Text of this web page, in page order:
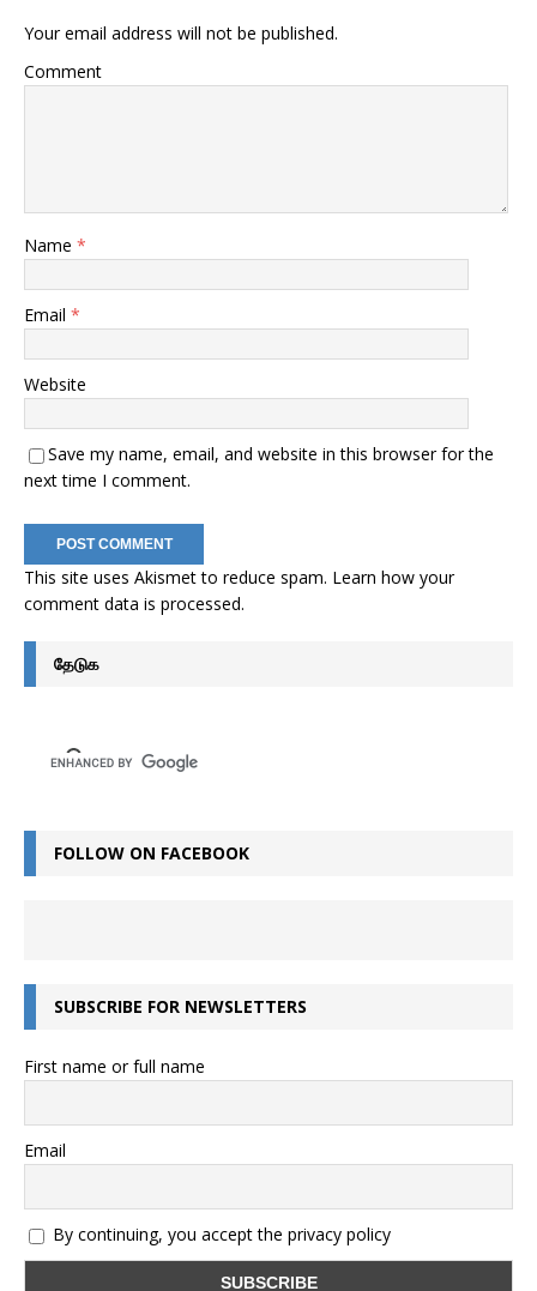
Your email address will not be published.
Comment
Name *
Email *
Website
Save my name, email, and website in this browser for the
next time I comment.
This site uses Akismet to reduce spam. Learn how your
comment data is processed.
தேடுக
FOLLOW ON FACEBOOK
SUBSCRIBE FOR NEWSLETTERS
First name or full name
Email
By continuing, you accept the privacy policy